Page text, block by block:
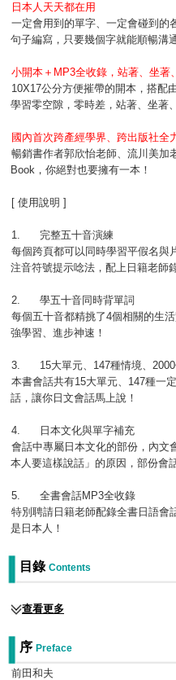
日本人天天都在用
一定會用到的單字、一定會碰到的
句子編寫，只要幾個字就能順暢溝
小開本＋MP3全收錄，站著、坐著
10X17公分方便摧帶的開本，搭配
學習零空隙，零時差，站著、坐著
國內首次跨產經學界、跨出版社全
暢銷書作者郭欣怡老師、流川美加
Book，你絕對也要擁有一本！
[ 使用說明 ]
1.
完整五十音演練
每個跨頁都可以同時學習平假名與
注音符號提示唸法，配上日籍老師
2.
學五十音同時背單詞
每個五十音都精挑了4個相關的生
強學習、進步神速！
3. 15大單元、 147種情境、
本書會話共有15大單元、147種一
話，讓你日文會話馬上說！
4.
日本文化與單字補充
會話中專屬日本文化的部份，內文
本人要這樣說話」的原因，部份會
5. 全書會話MP3全收錄
特別聘請日籍老師配錄全書日語會
是日本人！
目錄 Contents
查看更多
序 Preface
前田和夫